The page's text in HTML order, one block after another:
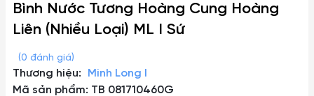
Bình Nước Tương Hoàng Cung Hoàng
Liên (Nhiều Loại) ML I Sứ
(0 đánh giá)
Thương hiệu:
Minh Long I
Mã sản phẩm: TB 081710460G